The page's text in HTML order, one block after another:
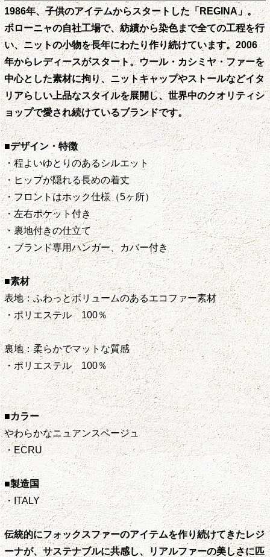
1986年、子供のアイテムからスタートした「REGINA」。
ボローニャの自社工場で、紡績から染色まで全ての工程を行
い、ニットの小物を長年にわたり作り続けています。2006
年からレディースがスタート。ウール・カシミヤ・ファーを
中心とした素材に拘り、ニットキャップやストールなどイタ
リアらしい上品なスタイルを展開し、世界中のクオリティシ
ョップで愛され続けているブランドです。
■デザイン・特徴
・程よいゆとりのあるシルエット
・ヒップが隠れる長めの着丈
・フロントはホック仕様（5ヶ所）
・左右ポケット付き
・裏地付きの仕立て
・ブランド専用ハンガー、カバー付き
■素材
表地：ふわっとボリュームのあるエコファー素材
・ポリエステル 100％
裏地：柔らかでマットな質感
・ポリエステル 100％
■カラー
やわらかなニュアンスベージュ
・ECRU
■製造国
・ITALY
伝統的にフォックスファーのアイテムを作り続けてきたレジ
ーナが、サステナブルに共感し、リアルファーの美しさに匹